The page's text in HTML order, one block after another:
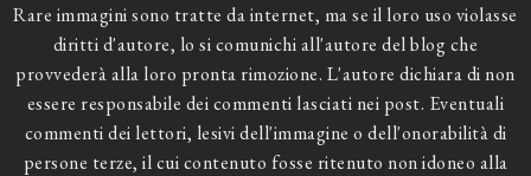
Rare immagini sono tratte da internet, ma se il loro uso violasse
diritti d'autore, lo si comunichi all'autore del blog che
provvederà alla loro pronta rimozione. L'autore dichiara di non
essere responsabile dei commenti lasciati nei post. Eventuali
commenti dei lettori, lesivi dell'immagine o dell'onorabilità di
persone terze, il cui contenuto fosse ritenuto non idoneo alla